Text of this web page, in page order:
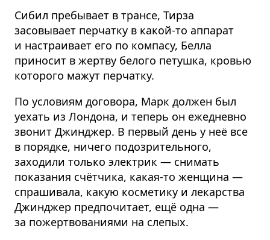
Сибил пребывает в трансе, Тирза
засовывает перчатку в какой-то аппарат
и настраивает его по компасу, Белла
приносит в жертву белого петушка, кровью
которого мажут перчатку.
По условиям договора, Марк должен был
уехать из Лондона, и теперь он ежедневно
звонит Джинджер. В первый день у неё все
в порядке, ничего подозрительного,
заходили только электрик — снимать
показания счётчика, какая-то женщина —
спрашивала, какую косметику и лекарства
Джинджер предпочитает, ещё одна —
за пожертвованиями на слепых.